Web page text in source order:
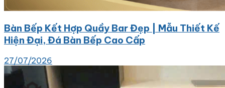
Bàn Bếp Kết Hợp Quầy Bar Đẹp | Mẫu Thiết Kế
Hiện Đại, Đá Bàn Bếp Cao Cấp
27/07/2026